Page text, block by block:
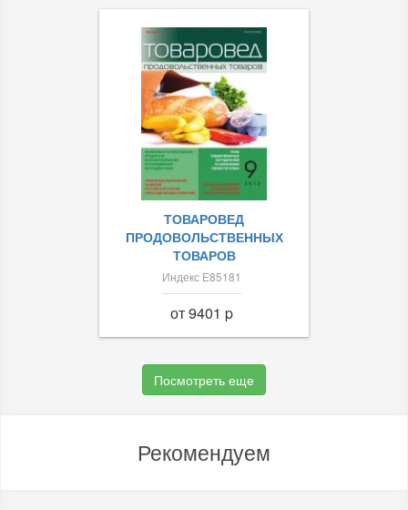
ТОВАРОВЕД
ПРОДОВОЛЬСТВЕННЫХ
ТОВАРОВ
Индекс Е85181
от 9401 p
Посмотреть еще
Рекомендуем